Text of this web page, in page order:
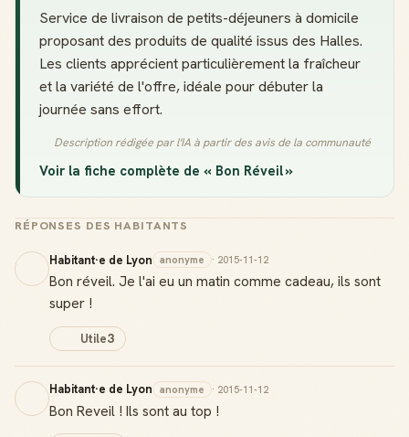
Service de livraison de petits-déjeuners à domicile
proposant des produits de qualité issus des Halles.
Les clients apprécient particulièrement la fraîcheur
et la variété de l'offre, idéale pour débuter la
journée sans effort.
Description rédigée par l'IA à partir des avis de la communauté
Voir la fiche complète de « Bon Réveil »
RÉPONSES DES HABITANTS
Habitant·e de Lyon anonyme · 2015-11-12
Bon réveil. Je l'ai eu un matin comme cadeau, ils sont
super !
Utile3
Habitant·e de Lyon anonyme · 2015-11-12
Bon Reveil ! Ils sont au top !